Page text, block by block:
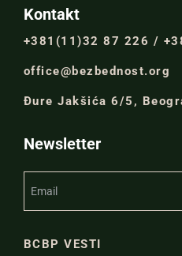
Kontakt
+381(11)32 87 226 /
office@bezbednost.org
Đure Jakšića 6/5,
Newsletter
BCBP VESTI